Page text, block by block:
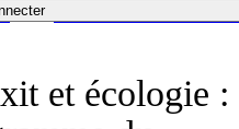
et écologie :